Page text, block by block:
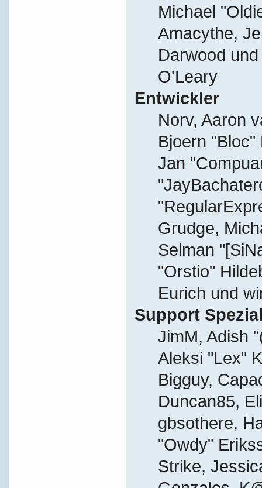
Michael
Amacythe,
Darwood
O'Leary
Entwickler
Norv, Aaron
Bjoern
Jan
Grudge,
Selman
"Orstio"
Eurich und
Support
JimM, Adish
Aleksi "Lex"
Bigguy,
Duncan85,
gbsothere,
"Owdy"
Strike,